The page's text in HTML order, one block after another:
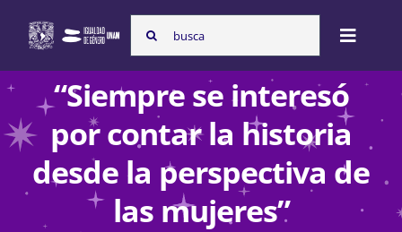
content
Search
for:
Toggle
Inicio
Nosotras
“Siempre se interesó
por contar la historia
desde la perspectiva de
las mujeres”